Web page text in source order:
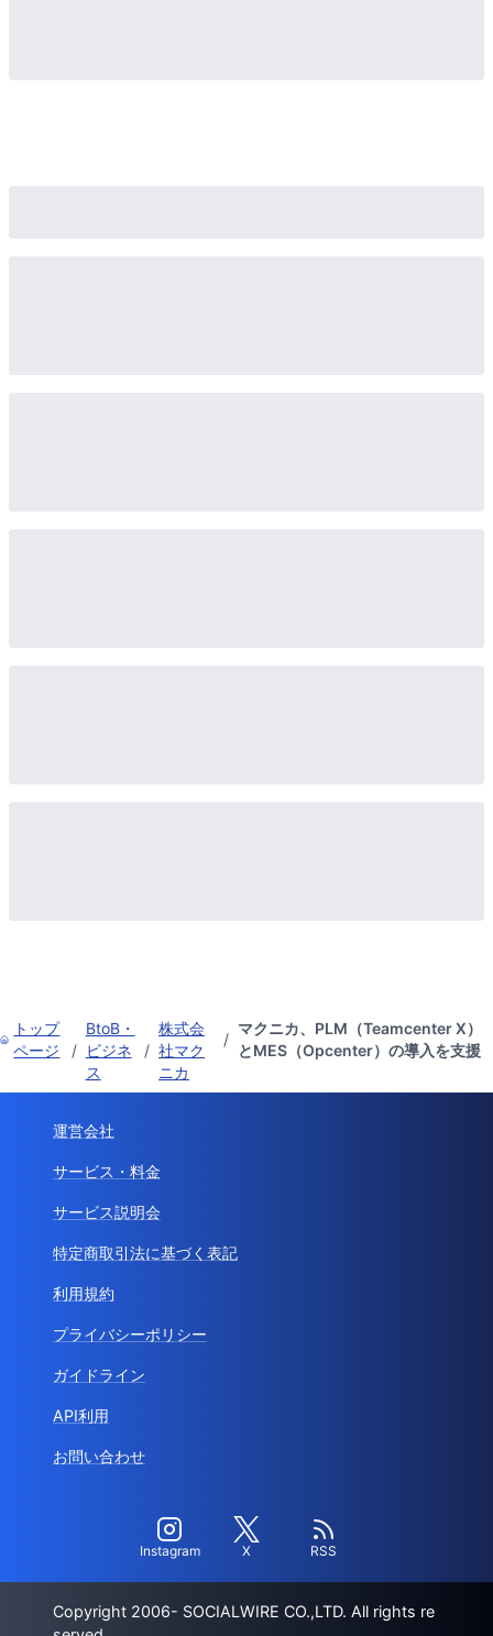
トップ
ページ
/
BtoB・
ビジネ
ス
/
株式会
社マク
ニカ
/
マクニカ、PLM（Teamcenter X）
とMES（Opcenter）の導入を支援
運営会社
サービス・料金
サービス説明会
特定商取引法に基づく表記
利用規約
プライバシーポリシー
ガイドライン
API利用
お問い合わせ
Instagram X RSS
Copyright 2006- SOCIALWIRE CO.,LTD. All rights re